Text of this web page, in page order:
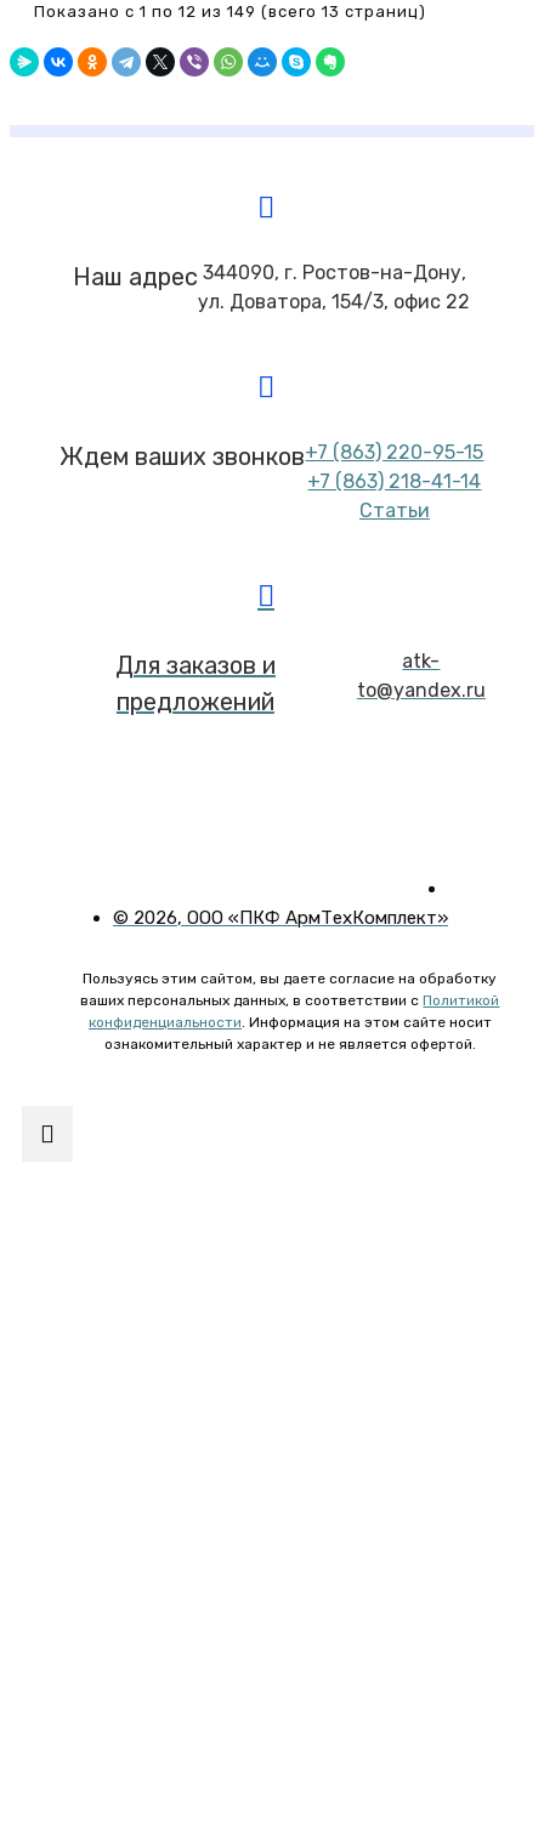
Показано с 1 по 12 из 149 (всего 13 страниц)
Наш адрес 344090, г. Ростов-на-Дону,
ул. Доватора, 154/3, офис 22
Ждем ваших звонков+7 (863) 220-95-15
+7 (863) 218-41-14
Статьи
Для заказов и
предложений
atk-
to@yandex.ru
© 2026, ООО «ПКФ АрмТехКомплект»
Пользуясь этим сайтом, вы даете согласие на обработку
ваших персональных данных, в соответствии сПолитикой
конфиденциальности. Информация на этом сайте носит
ознакомительный характер и не является офертой.